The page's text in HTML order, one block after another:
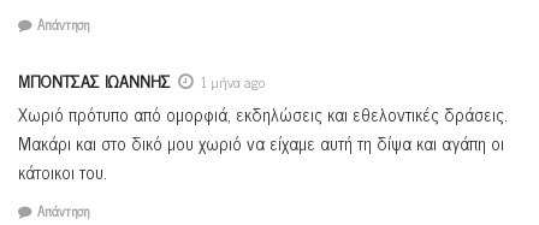
Απάντηση
ΜΠΟΝΤΣΑΣ ΙΩΑΝΝΗΣ 1 μήνα ago
Χωριό πρότυπο από ομορφιά, εκδηλώσεις και εθελοντικές δράσεις.
Μακάρι και στο δικό μου χωριό να είχαμε αυτή τη δίψα και αγάπη οι
κάτοικοι του.
Απάντηση